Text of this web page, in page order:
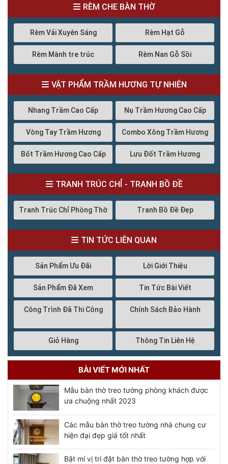
RÈM CHE BÀN THỜ
Rèm Vải Xuyên Sáng Rèm Hạt Gỗ
Rèm Mành tre trúc Rèm Nan Gỗ Sồi
VẬT PHẨM TRẦM HƯƠNG TỰ NHIÊN
Nhang Trầm Cao Cấp Nụ Trầm Hương Cao Cấp
Vòng Tay Trầm Hương Combo Xông Trầm Hương
Bốt Trầm Hương Cao Cấp Lưu Đốt Trầm Hương
TRANH TRÚC CHỈ - TRANH BỒ ĐỀ
Tranh Trúc Chỉ Phòng Thờ Tranh Bồ Đề Đẹp
TIN TỨC LIÊN QUAN
Sản Phẩm Ưu Đãi Lời Giới Thiệu
Sản Phẩm Đã Xem Tin Tức Bài Viết
Công Trình Đã Thi Công Chính Sách Bảo Hành
Giỏ Hàng Thông Tin Liên Hệ
BÀI VIẾT MỚI NHẤT
Mẫu bàn thờ treo tường phòng khách được
ưa chuộng nhất 2023
Các mẫu bàn thờ treo tường nhà chung cư
hiện đại đẹp giá tốt nhất
Bật mí vị trí đặt bàn thờ treo tường hợp với